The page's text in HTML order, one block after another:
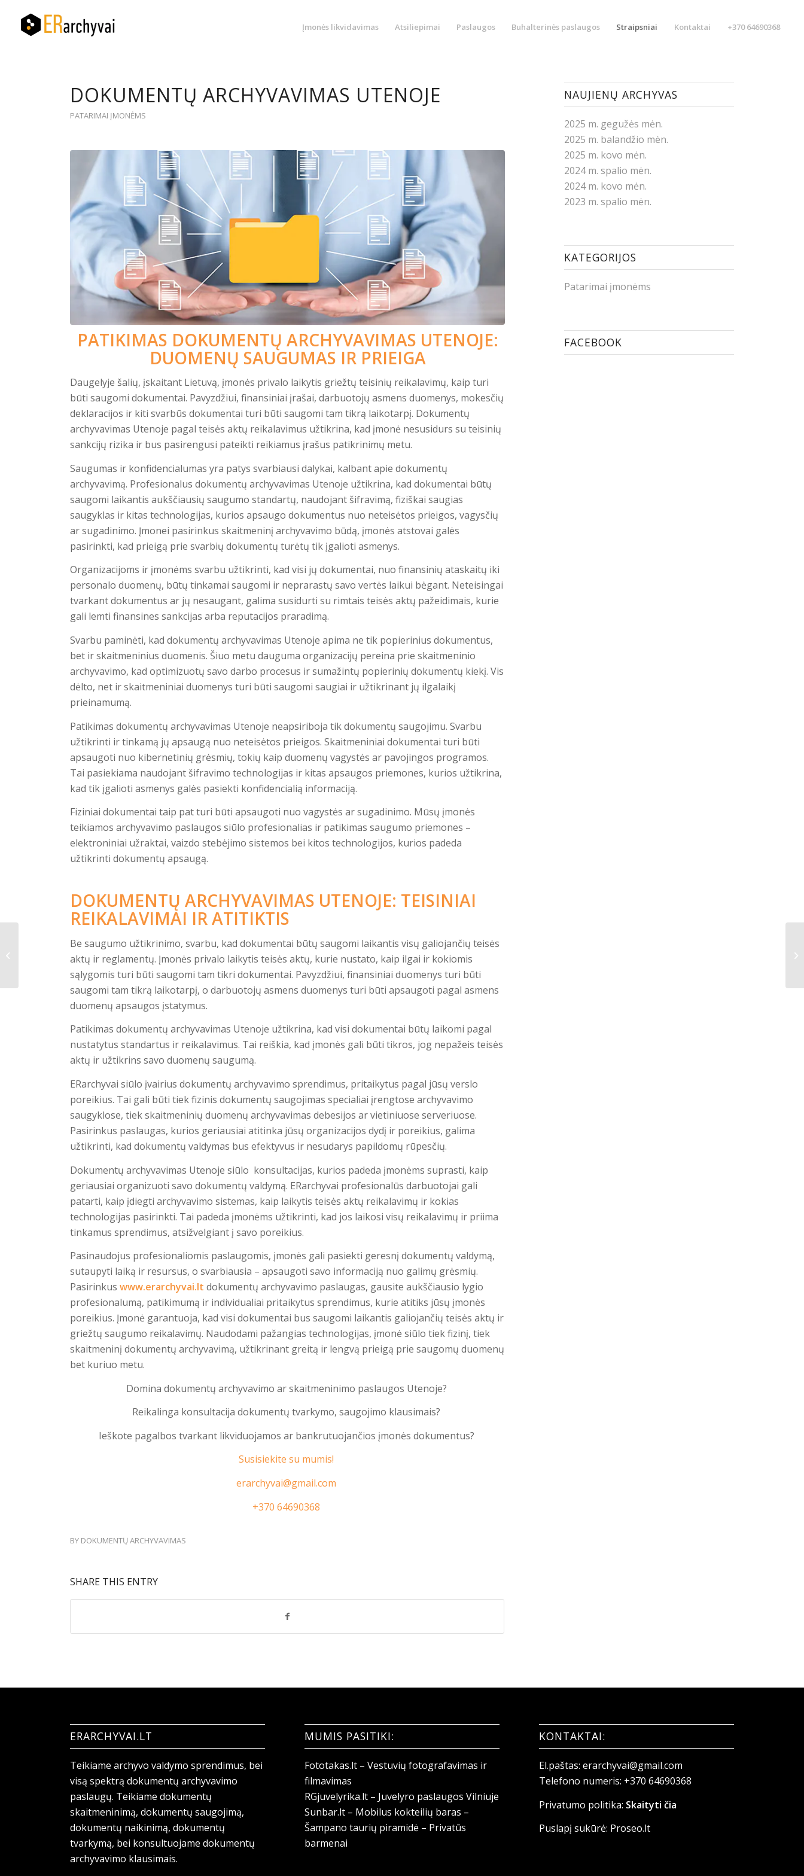
Įmonės likvidavimas Atsiliepimai Paslaugos Buhalterinės paslaugos Straipsniai Kontaktai +370 64690368
DOKUMENTŲ ARCHYVAVIMAS UTENOJE
PATARIMAI ĮMONĖMS
PATIKIMAS DOKUMENTŲ ARCHYVAVIMAS UTENOJE:
DUOMENŲ SAUGUMAS IR PRIEIGA
Daugelyje šalių, įskaitant Lietuvą, įmonės privalo laikytis griežtų teisinių reikalavimų, kaip turi
būti saugomi dokumentai. Pavyzdžiui, finansiniai įrašai, darbuotojų asmens duomenys, mokesčių
deklaracijos ir kiti svarbūs dokumentai turi būti saugomi tam tikrą laikotarpį. Dokumentų
archyvavimas Utenoje pagal teisės aktų reikalavimus užtikrina, kad įmonė nesusidurs su teisinių
sankcijų rizika ir bus pasirengusi pateikti reikiamus įrašus patikrinimų metu.
Saugumas ir konfidencialumas yra patys svarbiausi dalykai, kalbant apie dokumentų
archyvavimą. Profesionalus dokumentų archyvavimas Utenoje užtikrina, kad dokumentai būtų
saugomi laikantis aukščiausių saugumo standartų, naudojant šifravimą, fiziškai saugias
saugyklas ir kitas technologijas, kurios apsaugo dokumentus nuo neteisėtos prieigos, vagysčių
ar sugadinimo. Įmonei pasirinkus skaitmeninį archyvavimo būdą, įmonės atstovai galės
pasirinkti, kad prieigą prie svarbių dokumentų turėtų tik įgalioti asmenys.
Organizacijoms ir įmonėms svarbu užtikrinti, kad visi jų dokumentai, nuo finansinių ataskaitų iki
personalo duomenų, būtų tinkamai saugomi ir neprarastų savo vertės laikui bėgant. Neteisingai
tvarkant dokumentus ar jų nesaugant, galima susidurti su rimtais teisės aktų pažeidimais, kurie
gali lemti finansines sankcijas arba reputacijos praradimą.
Svarbu paminėti, kad dokumentų archyvavimas Utenoje apima ne tik popierinius dokumentus,
bet ir skaitmeninius duomenis. Šiuo metu dauguma organizacijų pereina prie skaitmeninio
archyvavimo, kad optimizuotų savo darbo procesus ir sumažintų popierinių dokumentų kiekį. Vis
dėlto, net ir skaitmeniniai duomenys turi būti saugomi saugiai ir užtikrinant jų ilgalaikį
prieinamumą.
Patikimas dokumentų archyvavimas Utenoje neapsiriboja tik dokumentų saugojimu. Svarbu
užtikrinti ir tinkamą jų apsaugą nuo neteisėtos prieigos. Skaitmeniniai dokumentai turi būti
apsaugoti nuo kibernetinių grėsmių, tokių kaip duomenų vagystės ar pavojingos programos.
Tai pasiekiama naudojant šifravimo technologijas ir kitas apsaugos priemones, kurios užtikrina,
kad tik įgalioti asmenys galės pasiekti konfidencialią informaciją.
Fiziniai dokumentai taip pat turi būti apsaugoti nuo vagystės ar sugadinimo. Mūsų įmonės
teikiamos archyvavimo paslaugos siūlo profesionalias ir patikimas saugumo priemones –
elektroniniai užraktai, vaizdo stebėjimo sistemos bei kitos technologijos, kurios padeda
užtikrinti dokumentų apsaugą.
DOKUMENTŲ ARCHYVAVIMAS UTENOJE: TEISINIAI
REIKALAVIMAI IR ATITIKTIS
Be saugumo užtikrinimo, svarbu, kad dokumentai būtų saugomi laikantis visų galiojančių teisės
aktų ir reglamentų. Įmonės privalo laikytis teisės aktų, kurie nustato, kaip ilgai ir kokiomis
sąlygomis turi būti saugomi tam tikri dokumentai. Pavyzdžiui, finansiniai duomenys turi būti
saugomi tam tikrą laikotarpį, o darbuotojų asmens duomenys turi būti apsaugoti pagal asmens
duomenų apsaugos įstatymus.
Patikimas dokumentų archyvavimas Utenoje užtikrina, kad visi dokumentai būtų laikomi pagal
nustatytus standartus ir reikalavimus. Tai reiškia, kad įmonės gali būti tikros, jog nepažeis teisės
aktų ir užtikrins savo duomenų saugumą.
ERarchyvaisiūlo įvairius dokumentų archyvavimo sprendimus, pritaikytus pagal jūsų verslo
poreikius. Tai gali būti tiek fizinis dokumentų saugojimas specialiai įrengtose archyvavimo
saugyklose, tiek skaitmeninių duomenų archyvavimas debesijos ar vietiniuose serveriuose.
Pasirinkus paslaugas, kurios geriausiai atitinka jūsų organizacijos dydį ir poreikius, galima
užtikrinti, kad dokumentų valdymas bus efektyvus ir nesudarys papildomų rūpesčių.
Dokumentų archyvavimas Utenoje siūlo konsultacijas, kurios padeda įmonėms suprasti, kaip
geriausiai organizuoti savo dokumentų valdymą. ERarchyvai profesionalūs darbuotojai gali
patarti, kaip įdiegti archyvavimo sistemas, kaip laikytis teisės aktų reikalavimų ir kokias
technologijas pasirinkti. Tai padeda įmonėms užtikrinti, kad jos laikosi visų reikalavimų ir priima
tinkamus sprendimus, atsižvelgiant į savo poreikius.
Pasinaudojus profesionaliomis paslaugomis, įmonės gali pasiekti geresnį dokumentų valdymą,
sutaupyti laiką ir resursus, o svarbiausia – apsaugoti savo informaciją nuo galimų grėsmių.
Pasirinkuswww.erarchyvai.lt dokumentų archyvavimo paslaugas, gausite aukščiausio lygio
profesionalumą, patikimumą ir individualiai pritaikytus sprendimus, kurie atitiks jūsų įmonės
poreikius. Įmonė garantuoja, kad visi dokumentai bus saugomi laikantis galiojančių teisės aktų ir
griežtų saugumo reikalavimų. Naudodami pažangias technologijas, įmonė siūlo tiek fizinį, tiek
skaitmeninį dokumentų archyvavimą, užtikrinant greitą ir lengvą prieigą prie saugomų duomenų
bet kuriuo metu.
Domina dokumentų archyvavimo ar skaitmeninimo paslaugos Utenoje?
Reikalinga konsultacija dokumentų tvarkymo, saugojimo klausimais?
Ieškote pagalbos tvarkant likviduojamos ar bankrutuojančios įmonės dokumentus?
Susisiekite su mumis!
erarchyvai@gmail.com
+370 64690368
BY DOKUMENTŲ ARCHYVAVIMAS
SHARE THIS ENTRY
NAUJIENŲ ARCHYVAS
2025 m. gegužės mėn.
2025 m. balandžio mėn.
2025 m. kovo mėn.
2024 m. spalio mėn.
2024 m. kovo mėn.
2023 m. spalio mėn.
KATEGORIJOS
Patarimai įmonėms
FACEBOOK
ERARCHYVAI.LT
Teikiame archyvo valdymo sprendimus, bei
visą spektrą dokumentų archyvavimo
paslaugų. Teikiame dokumentų
skaitmeninimą, dokumentų saugojimą,
dokumentų naikinimą, dokumentų
tvarkymą, bei konsultuojame dokumentų
archyvavimo klausimais.
MUMIS PASITIKI:
Fototakas.lt – Vestuvių fotografavimas ir
filmavimas
RGjuvelyrika.lt – Juvelyro paslaugos Vilniuje
Sunbar.lt – Mobilus kokteilių baras –
Šampano taurių piramidė – Privatūs
barmenai
KONTAKTAI:
El.paštas:erarchyvai@gmail.com
Telefono numeris: +370 64690368
Privatumo politika: Skaityti čia
Puslapį sukūrė: Proseo.lt
archyvavimas